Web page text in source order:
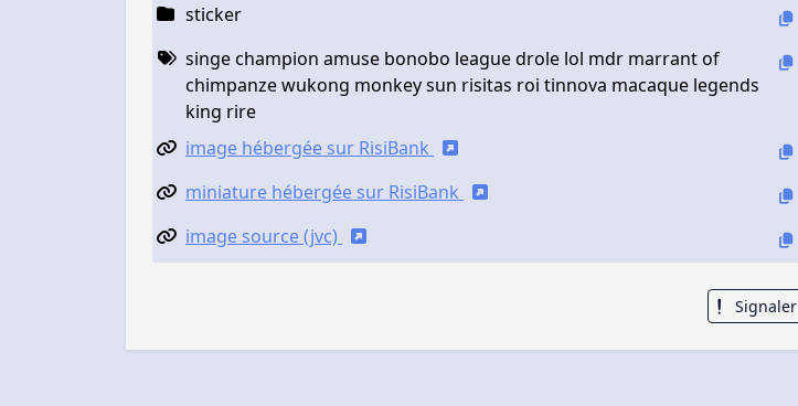
sticker
singe champion amuse bonobo league drole lol mdr marrant of
chimpanze wukong monkey sun risitas roi tinnova macaque legends
king rire
image hébergée sur RisiBank
miniature hébergée sur RisiBank
image source (jvc)
Signaler